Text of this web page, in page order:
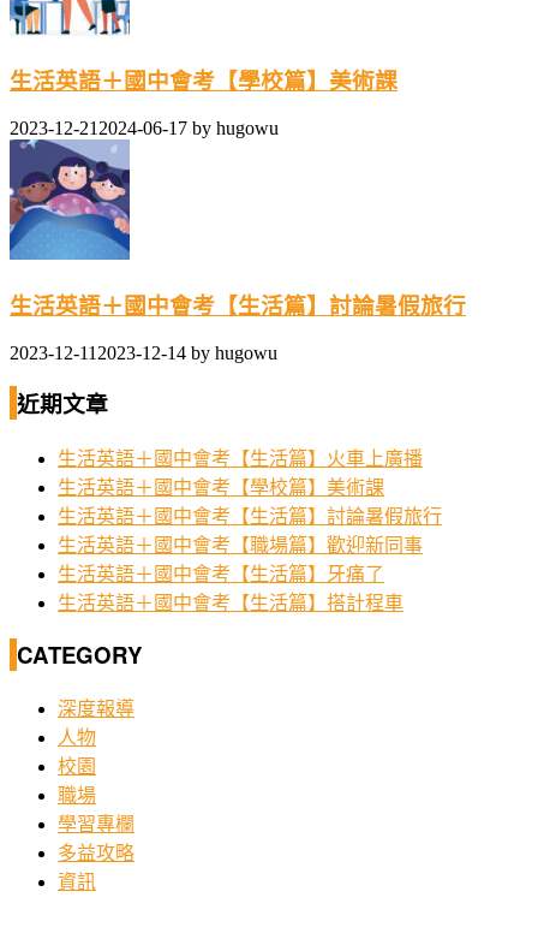
生活英語＋國中會考【學校篇】美術課
2023-12-21 2024-06-17 by hugowu
生活英語＋國中會考【生活篇】討論暑假旅行
2023-12-11 2023-12-14 by hugowu
近期文章
生活英語＋國中會考【生活篇】火車上廣播
生活英語＋國中會考【學校篇】美術課
生活英語＋國中會考【生活篇】討論暑假旅行
生活英語＋國中會考【職場篇】歡迎新同事
生活英語＋國中會考【生活篇】牙痛了
生活英語＋國中會考【生活篇】搭計程車
CATEGORY
深度報導
人物
校園
職場
學習專欄
多益攻略
資訊